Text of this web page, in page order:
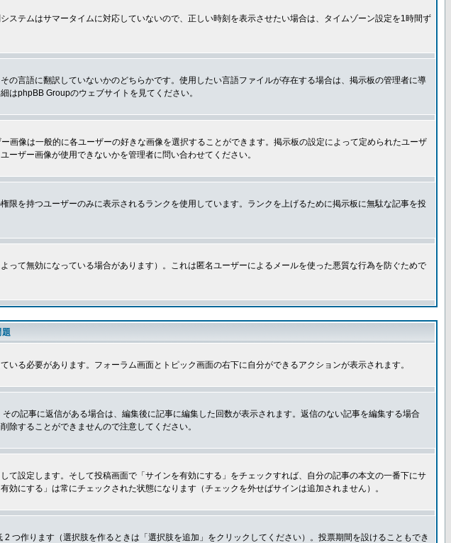
テムはサマータイムに対応していないので、正しい時刻を表示させたい場合は、タイムゾーン設定を1時間ず
言語に翻訳していないかのどちらかです。使用したい言語ファイルが存在する場合は、掲示板の管理者に導
はphpBB Groupのウェブサイトを見てください。
像は一般的に各ユーザーの好きな画像を選択することができます。掲示板の設定によって定められたユーザ
ザー画像が使用できないかを管理者に問い合わせてください。
を持つユーザーのみに表示されるランクを使用しています。ランクを上げるために掲示板に無駄な記事を投
て無効になっている場合があります）。これは匿名ユーザーによるメールを使った悪質な行為を防ぐためで
題
る必要があります。フォーラム画面とトピック画面の右下に自分ができるアクションが表示されます。
記事に返信がある場合は、編集後に記事に編集した回数が表示されます。返信のない記事を編集する場合
することができませんので注意してください。
設定します。そして投稿画面で「サインを有効にする」をチェックすれば、自分の記事の本文の一番下にサ
にする」は常にチェックされた状態になります（チェックを外せばサインは追加されません）。
作ります（選択肢を作るときは「選択肢を追加」をクリックしてください）。投票期間を設けることもでき